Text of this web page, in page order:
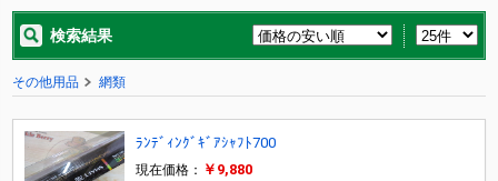
検索結果
その他用品 網類
ﾗﾝﾃﾞｨﾝｸﾞｷﾞｱｼｬﾌﾄ700
現在価格： ￥9,880